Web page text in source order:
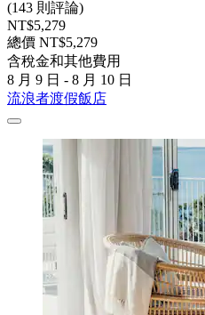
(143 則評論)
NT$5,279
總價 NT$5,279
含稅金和其他費用
8 月 9 日 - 8 月 10 日
流浪者渡假飯店